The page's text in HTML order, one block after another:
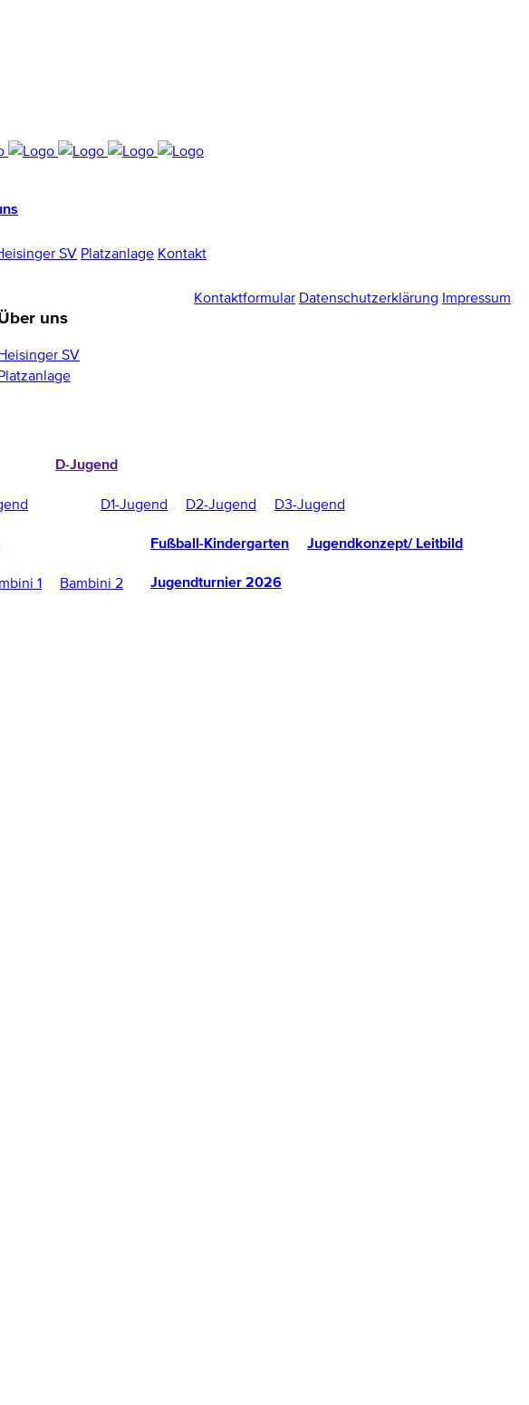
SV Platzanlage Kontakt
Kontaktformular Datenschutzerklärung Impressum
D-Jugend
D1-Jugend D2-Jugend D3-Jugend
1 Bambini 2
Fußball-Kindergarten Jugendkonzept/ Leitbild
Jugendturnier 2026
uns
SV